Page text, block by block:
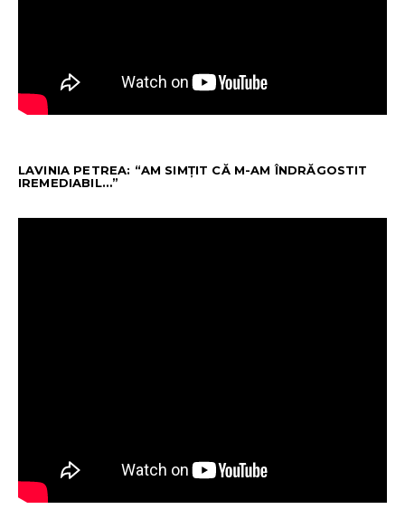
LAVINIA PETREA: “AM SIMȚIT CĂ M-AM ÎNDRĂGOSTIT
IREMEDIABIL…”